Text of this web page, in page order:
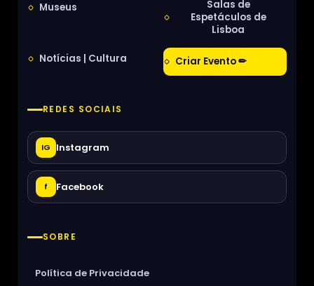
Museus
Salas de
Espetáculos de
Lisboa
Notícias | Cultura Criar Evento ✏
REDES SOCIAIS
IG Instagram
f Facebook
SOBRE
Política de Privacidade